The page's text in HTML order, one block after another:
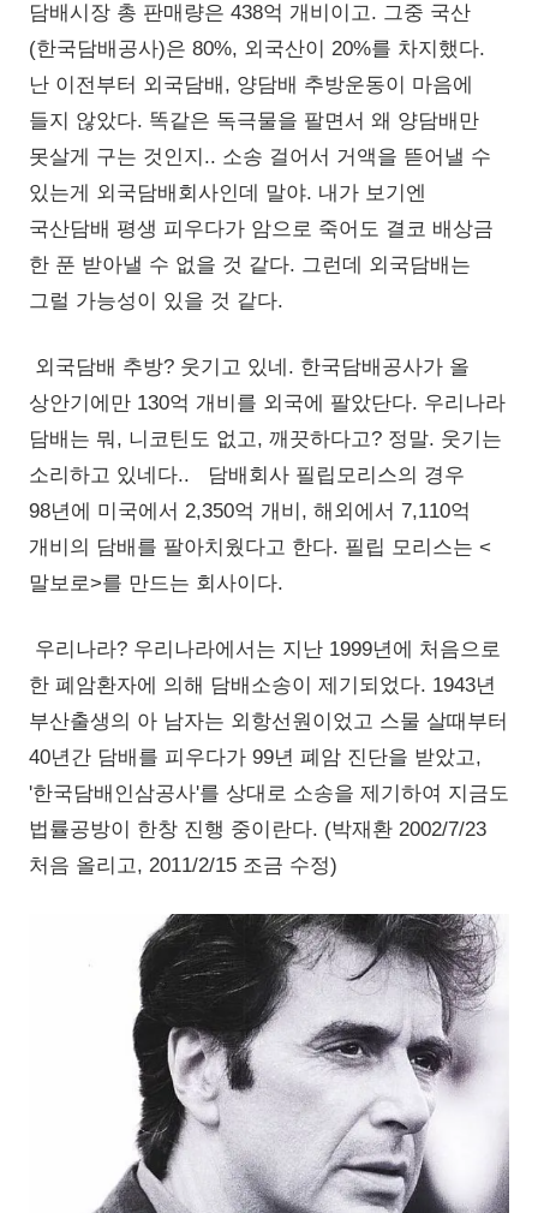
담배시장 총 판매량은 438억 개비이고. 그중 국산
(한국담배공사)은 80%, 외국산이 20%를 차지했다.
난 이전부터 외국담배, 양담배 추방운동이 마음에
들지 않았다. 똑같은 독극물을 팔면서 왜 양담배만
못살게 구는 것인지.. 소송 걸어서 거액을 뜯어낼 수
있는게 외국담배회사인데 말야. 내가 보기엔
국산담배 평생 피우다가 암으로 죽어도 결코 배상금
한 푼 받아낼 수 없을 것 같다. 그런데 외국담배는
그럴 가능성이 있을 것 같다.
외국담배 추방? 웃기고 있네. 한국담배공사가 올
상안기에만 130억 개비를 외국에 팔았단다. 우리나라
담배는 뭐, 니코틴도 없고, 깨끗하다고? 정말. 웃기는
소리하고 있네다.. 담배회사 필립모리스의 경우
98년에 미국에서 2,350억 개비, 해외에서 7,110억
개비의 담배를 팔아치웠다고 한다. 필립 모리스는 <
말보로>를 만드는 회사이다.
우리나라? 우리나라에서는 지난 1999년에 처음으로
한 폐암환자에 의해 담배소송이 제기되었다. 1943년
부산출생의 아 남자는 외항선원이었고 스물 살때부터
40년간 담배를 피우다가 99년 폐암 진단을 받았고,
'한국담배인삼공사'를 상대로 소송을 제기하여 지금도
법률공방이 한창 진행 중이란다. (박재환 2002/7/23
처음 올리고, 2011/2/15 조금 수정)